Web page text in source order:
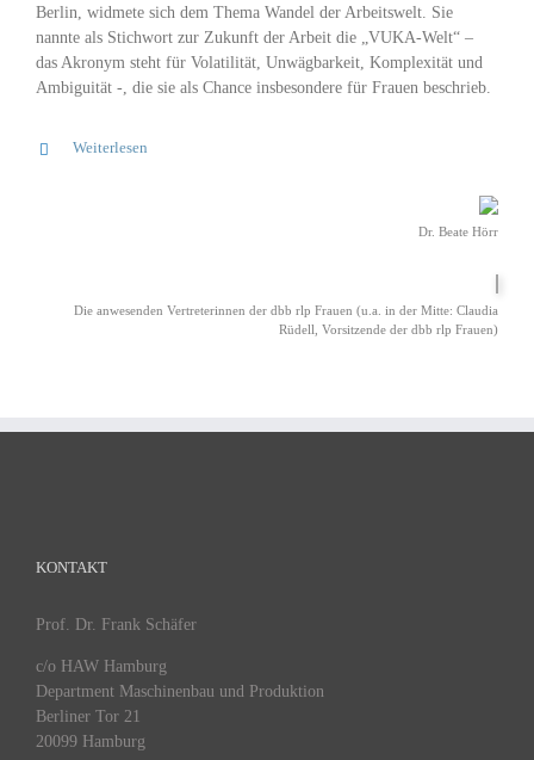
Berlin, widmete sich dem Thema Wandel der Arbeitswelt. Sie
nannte als Stichwort zur Zukunft der Arbeit die „VUKA-Welt“ –
das Akronym steht für Volatilität, Unwägbarkeit, Komplexität und
Ambiguität -, die sie als Chance insbesondere für Frauen beschrieb.
Weiterlesen
Dr. Beate Hörr
Die anwesenden Vertreterinnen der dbb rlp Frauen (u.a. in der Mitte: Claudia
Rüdell, Vorsitzende der dbb rlp Frauen)
KONTAKT
Prof. Dr. Frank Schäfer
c/o HAW Hamburg
Department Maschinenbau und Produktion
Berliner Tor 21
20099 Hamburg